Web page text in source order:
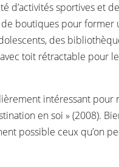
d’activités sportives et
de boutiques pour
des
toit rétractable pour
intéressant
en soi » (2008).
possible ceux qu’on